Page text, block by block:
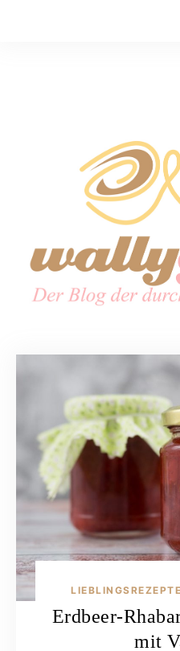
LIEBLINGSREZEPTE
Erdbeer-
mit